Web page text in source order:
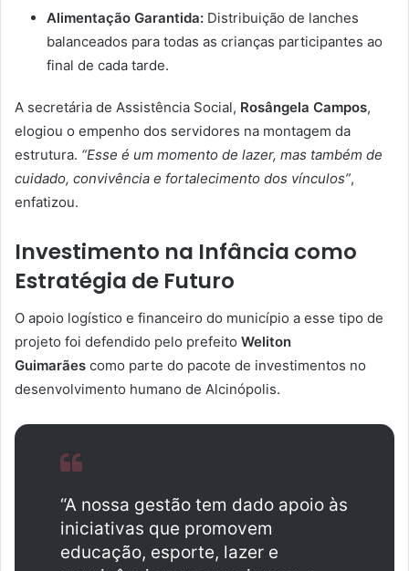
Alimentação Garantida: Distribuição de lanches
balanceados para todas as crianças participantes ao
final de cada tarde.
A secretária de Assistência Social, Rosângela Campos,
elogiou o empenho dos servidores na montagem da
estrutura. “Esse é um momento de lazer, mas também de
cuidado, convivência e fortalecimento dos vínculos”,
enfatizou.
Investimento na Infância como
Estratégia de Futuro
O apoio logístico e financeiro do município a esse tipo de
projeto foi defendido pelo prefeito Weliton
Guimarães como parte do pacote de investimentos no
desenvolvimento humano de Alcinópolis.
“A nossa gestão tem dado apoio às
iniciativas que promovem
educação, esporte, lazer e